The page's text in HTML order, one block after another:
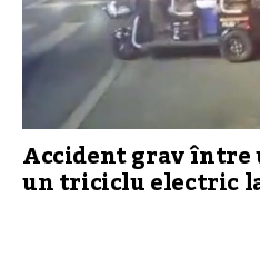
Accident grav între
un triciclu electric